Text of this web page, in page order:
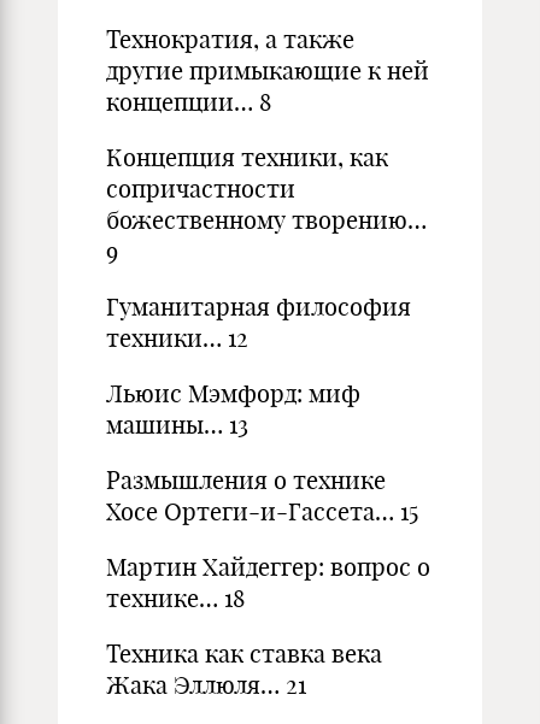
Технократия, а также
другие примыкающие к ней
концепции… 8
Концепция техники, как
сопричастности
божественному творению…
9
Гуманитарная философия
техники… 12
Льюис Мэмфорд: миф
машины… 13
Размышления о технике
Хосе Ортеги-и-Гассета… 15
Мартин Хайдеггер: вопрос о
технике… 18
Техника как ставка века
Жака Эллюля… 21